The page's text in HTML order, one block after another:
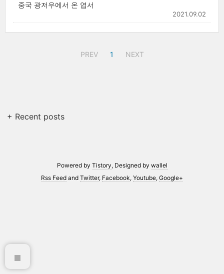
중국 광저우에서 온 엽서
2021.09.02
PREV 1 NEXT
+ Recent posts
Powered by Tistory, Designed by wallel
Rss Feed and Twitter, Facebook, Youtube, Google+